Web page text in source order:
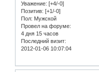
Уважение: [+4/-0]
Позитив: [+1/-0]
Пол: Мужской
Провел на форуме:
4 дня 15 часов
Последний визит:
2012-01-06 10:07:04